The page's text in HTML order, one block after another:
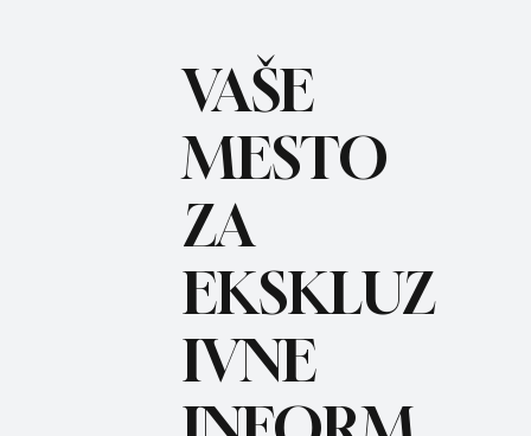
REC
VAŠE
MESTO
ZA
EKSKLUZ
IVNE